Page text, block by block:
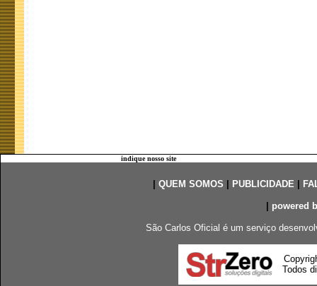
indique nosso site
QUEM SOMOS PUBLICIDADE|
powered
São Carlos Oficial é um serviço
Todos